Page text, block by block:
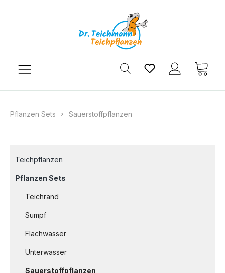
Du hast 0
Pflanzen Sets Sauerstoffpflanzen
Teichpflanzen
Pflanzen Sets
Teichrand
Sumpf
Flachwasser
Unterwasser
Sauerstoffpflanzen